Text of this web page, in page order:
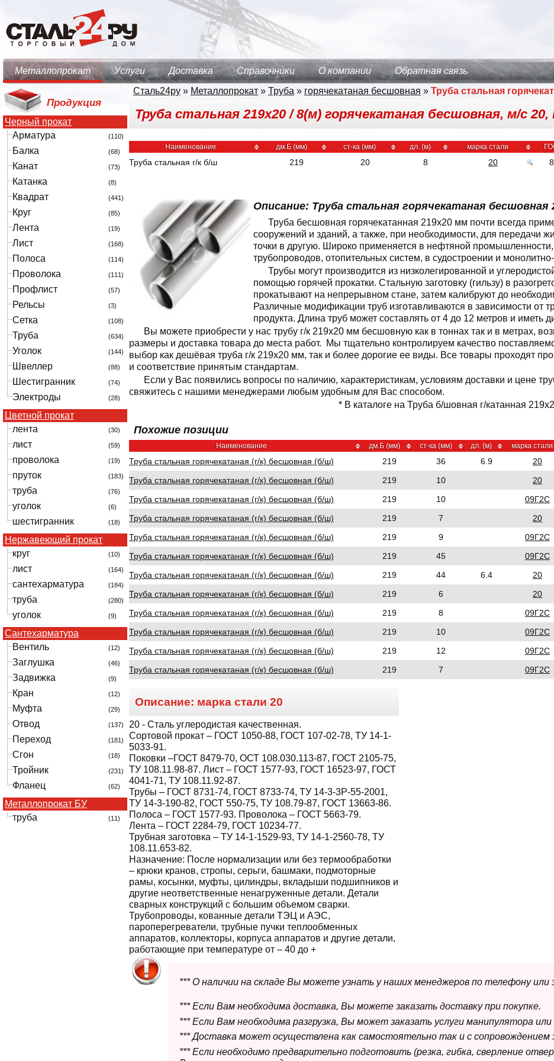
Металлопрокат Услуги Доставка Справочники О компании Обратная связь
Продукция
Черный прокат
Арматура
(110)
Балка (68)
Канат (73)
Катанка (8)
Квадрат (441)
Круг (85)
Лента (19)
Лист (168)
Полоса (114)
Проволока (111)
Профлист (57)
Рельсы (3)
Сетка (108)
Труба (634)
Уголок (144)
Швеллер (88)
Шестигранник (74)
Электроды (28)
Цветной прокат
лента
(30)
лист (59)
проволока (19)
пруток (183)
труба (76)
уголок (6)
шестигранник (18)
Нержавеющий прокат
круг
(10)
лист (164)
сантехарматура (184)
труба (280)
уголок (9)
Сантехарматура
Вентиль
(12)
Заглушка (46)
Задвижка (9)
Кран (12)
Муфта (29)
Отвод (137)
Переход (181)
Сгон (18)
Тройник (231)
Фланец (62)
Металлопрокат БУ
труба
(11)
Сталь24ру » Металлопрокат » Труба » горячекатаная бесшовная » Труба стальная
Труба стальная 219х20 / 8(м) горячекатаная бесшовная, м/с
Наименование дм.Б (мм) ст-ка (мм) дл. (м) марка стали
Труба стальная г/к б/ш 219 20 8 20
Описание: Труба стальная горячекатаная бесшовная
Труба бесшовная горячекатанная 219x20 мм почти всегда
сооружений и зданий, а также, при необходимости, для передачи
точки в другую. Широко применяется в нефтяной промышленности,
трубопроводов, отопительных систем, в судостроении и
Трубы могут производится из низколегированной и
помощью горячей прокатки. Стальную заготовку (гильзу) в
прокатывают на непрерывном стане, затем калибруют до
Различные модификации труб изготавливаются в зависимости от
продукта. Длина труб может составлять от 4 до 12 метров и иметь
Вы можете приобрести у нас трубу г/к 219x20 мм бесшовную как в тоннах так и в метрах,
размеры и доставка товара до места работ. Мы тщательно контролируем качество
выбор как дешёвая труба г/к 219x20 мм, так и более дорогие ее виды. Все товары проходят
и соответствие принятым стандартам.
Если у Вас появились вопросы по наличию, характеристикам, условиям доставки и цене
свяжитесь с нашими менеджерами любым удобным для Вас способом.
* В каталоге на Труба б/шовная г/катанная
Похожие позиции
Наименование дм.Б (мм) ст-ка (мм) дл. (м) марка стали
Труба стальная горячекатаная (г/к) бесшовная (б/ш) 219 36 6.9 20
Труба стальная горячекатаная (г/к) бесшовная (б/ш)
219 10 20
Труба стальная горячекатаная (г/к) бесшовная (б/ш)
219 10 09Г2С
Труба стальная горячекатаная (г/к) бесшовная (б/ш)
219 7 20
Труба стальная горячекатаная (г/к) бесшовная (б/ш)
219 9 09Г2С
Труба стальная горячекатаная (г/к) бесшовная (б/ш)
219 45 09Г2С
Труба стальная горячекатаная (г/к) бесшовная (б/ш)
219 44 6.4 20
Труба стальная горячекатаная (г/к) бесшовная (б/ш)
219 6 20
Труба стальная горячекатаная (г/к) бесшовная (б/ш)
219 8 09Г2С
Труба стальная горячекатаная (г/к) бесшовная (б/ш)
219 10 09Г2С
Труба стальная горячекатаная (г/к) бесшовная (б/ш)
219 12 09Г2С
Труба стальная горячекатаная (г/к) бесшовная (б/ш)
219 7 09Г2С
Описание: марка стали 20
20 - Сталь углеродистая качественная.
Сортовой прокат – ГОСТ 1050-88, ГОСТ 107-02-78, ТУ 14-1-
5033-91.
Поковки –ГОСТ 8479-70, ОСТ 108.030.113-87, ГОСТ 2105-75,
ТУ 108.11.98-87. Лист – ГОСТ 1577-93, ГОСТ 16523-97, ГОСТ
4041-71, ТУ 108.11.92-87.
Трубы – ГОСТ 8731-74, ГОСТ 8733-74, ТУ 14-3-3Р-55-2001,
ТУ 14-3-190-82, ГОСТ 550-75, ТУ 108.79-87, ГОСТ 13663-86.
Полоса – ГОСТ 1577-93. Проволока – ГОСТ 5663-79.
Лента – ГОСТ 2284-79, ГОСТ 10234-77.
Трубная заготовка – ТУ 14-1-1529-93, ТУ 14-1-2560-78, ТУ
108.11.653-82.
Назначение: После нормализации или без термообработки
– крюки кранов, стропы, серьги, башмаки, подмоторные
рамы, косынки, муфты, цилиндры, вкладыши подшипников и
другие неответственные ненагруженные детали. Детали
сварных конструкций с большим объемом сварки.
Трубопроводы, кованные детали ТЭЦ и АЭС,
пароперегреватели, трубные пучки теплообменных
аппаратов, коллекторы, корпуса аппаратов и другие детали,
работающие при температуре от – 40 до +
*** О наличии на складе Вы можете узнать у наших менеджеров по телефону или
*** Если Вам необходима доставка, Вы можете заказать доставку при покупке.
*** Если Вам необходима разгрузка, Вы может заказать услуги манипулятора или
*** Доставка может осуществлена как самостоятельно так и с сопровождением
*** Если необходимо предварительно подготовить (резка, гибка, сверление